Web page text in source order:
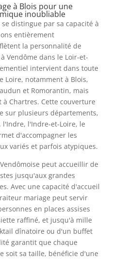
à Blois pour une
inoubliable
se distingue par sa capacité à
entièrement
la personnalité de
Vendôme dans le Loir-et-
intervient dans toute
Loire, notamment à Blois,
et Romorantin, mais
Chartres. Cette couverture
sur plusieurs départements,
l'Indre, l'Indre-et-Loire, le
d'accompagner les
variés et parfois atypiques.
peut accueillir de
jusqu'aux grandes
Avec une capacité d'accueil
mariage peut servir
en places assises
raffiné, et jusqu'à mille
dînatoire ou d'un buffet
garantit que chaque
soit sa taille, bénéficie d'une